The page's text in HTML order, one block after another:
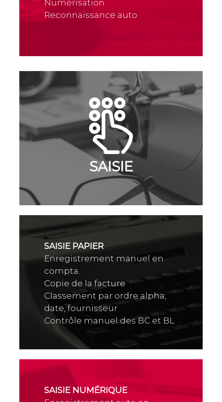
Numérisation
Reconnaissance auto
SAISIE
SAISIE PAPIER
Enregistrement manuel en
compta.
Copie de la facture
Classement par ordre alpha,
date, fournisseur
Contrôle manuel des BC et BL
SAISIE NUMÉRIQUE